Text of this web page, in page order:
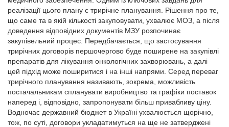
реалізації цього плану є трирічне планування. Рішення про те,
що саме та в якій кількості закуповувати, ухвалює МОЗ, а після
доведення відповідних документів МЗУ розпочинає
закупівельний процес. Передбачається, що застосування
трирічних договорів першочергово буде поширене на закупівлі
препаратів для лікування онкологічних захворювань, а далі
цей підхід може поширитися і на інші напрями. Серед переваг
трирічного планування називають, зокрема, можливість
постачальникам спланувати виробництво та графіки поставок
наперед і, відповідно, запропонувати більш привабливу ціну.
Водночас державний бюджет в Україні ухвалюється щорічно,
тож, по суті, договори укладатимуться на ще не затверджені